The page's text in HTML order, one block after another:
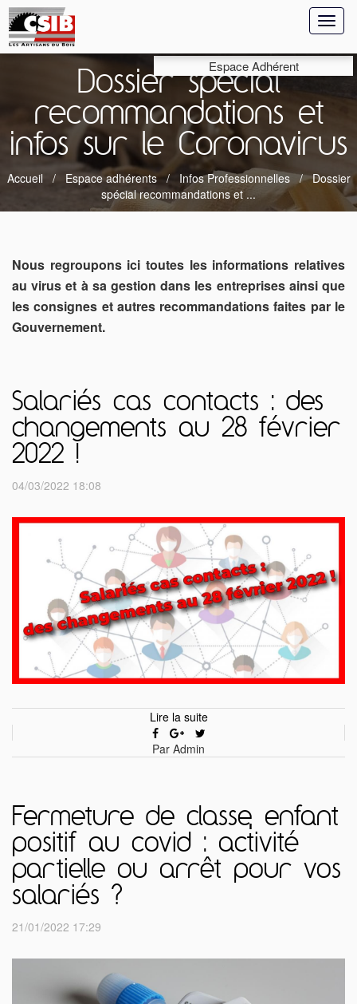
Espace Adhérent
Dossier spécial
recommandations et
infos sur le Coronavirus
Accueil Espace adhérents Infos Professionnelles
Dossier
spécial recommandations et ...
Nous regroupons ici toutes les informations relatives
au virus et à sa gestion dans les entreprises ainsi que
les consignes et autres recommandations faites par le
Gouvernement.
Salariés cas contacts : des
changements au 28 février
2022 !
04/03/2022 18:08
Lire la suite
Par Admin
Fermeture de classe, enfant
positif au covid : activité
partielle ou arrêt pour vos
salariés ?
21/01/2022 17:29